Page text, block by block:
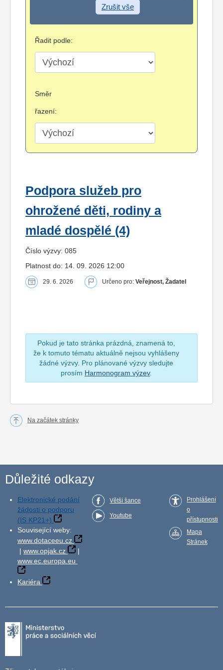
Zrušit vše
Řadit podle:
Směr
řazení:
Podpora služeb pro
ohrožené děti, rodiny a
mladé dospělé (4)
Číslo výzvy: 085
Platnost do: 14. 09. 2026 12:00
29. 6. 2026 Určeno pro: Veřejnost, Žadatel
Pokud je tato stránka prázdná, znamená to,
že k tomuto tématu aktuálně nejsou vyhlášeny
žádné výzvy. Pro plánované výzvy sledujte
prosím Harmonogram výzev.
Na začátek stránky
Důležité odkazy
Elektronické podání
žádosti o podporu
(IS KP21+)
Související weby:
www.dotaceeu.cz
| www.opjak.cz
|
www.ec.europa.eu
Kariéra
Větší šance
Youtube
Prohlášení
o
přístupnosti
Mapa
Stránek